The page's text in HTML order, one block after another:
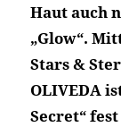
Haut auch
„Glow“.
Stars &
OLIVEDA
Secret“